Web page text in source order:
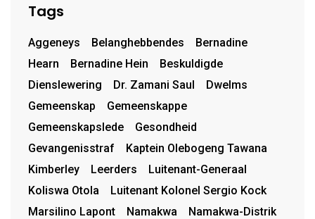
Tags
Aggeneys Belanghebbendes
Bernadine
Hearn
Bernadine Hein
Beskuldigde
Dienslewering
Dr. Zamani Saul
Dwelms
Gemeenskap
Gemeenskappe
Gemeenskapslede
Gesondheid
Gevangenisstraf
Kaptein Olebogeng Tawana
Kimberley
Leerders
Luitenant-Generaal
Koliswa Otola
Luitenant Kolonel Sergio Kock
Marsilino Lapont
Namakwa
Namakwa-Distrik